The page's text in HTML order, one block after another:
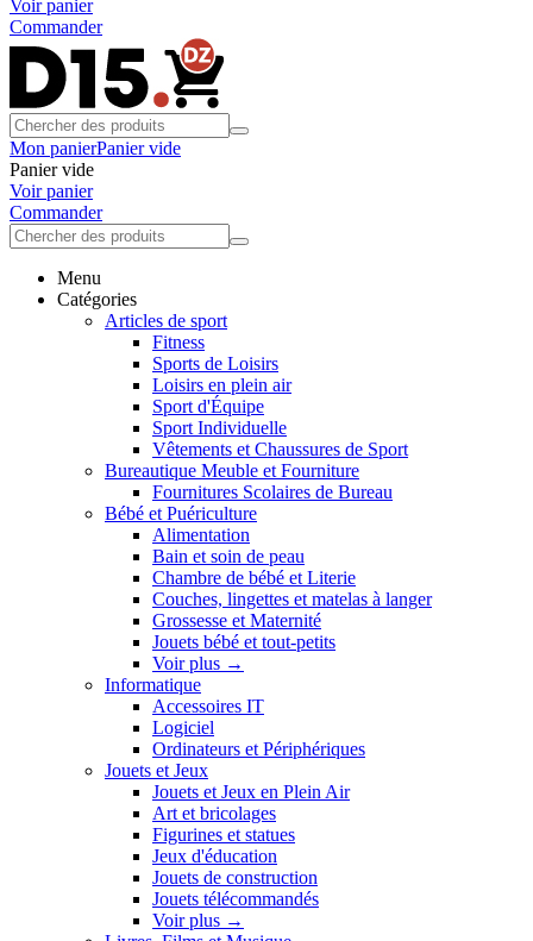
Voir panier
Commander
Mon panierPanier vide
Panier vide
Voir panier
Commander
Menu
Catégories
Articles de sport
Fitness
Sports de Loisirs
Loisirs en plein air
Sport d'Équipe
Sport Individuelle
Vêtements et Chaussures de Sport
Bureautique Meuble et Fourniture
Fournitures Scolaires de Bureau
Bébé et Puériculture
Alimentation
Bain et soin de peau
Chambre de bébé et Literie
Couches, lingettes et matelas à langer
Grossesse et Maternité
Jouets bébé et tout-petits
Voir plus →
Informatique
Accessoires IT
Logiciel
Ordinateurs et Périphériques
Jouets et Jeux
Jouets et Jeux en Plein Air
Art et bricolages
Figurines et statues
Jeux d'éducation
Jouets de construction
Jouets télécommandés
Voir plus →